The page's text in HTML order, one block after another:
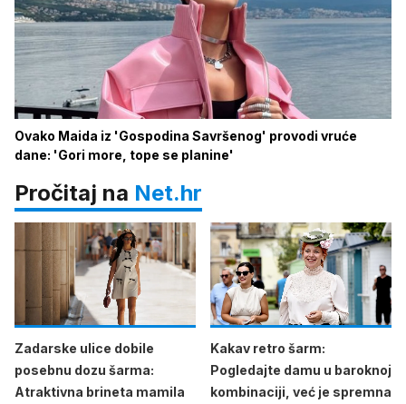
Ovako Maida iz 'Gospodina Savršenog' provodi vruće
dane: 'Gori more, tope se planine'
Pročitaj na Net.hr
Zadarske ulice dobile
posebnu dozu šarma:
Atraktivna brineta mamila
Kakav retro šarm:
Pogledajte damu u baroknoj
kombinaciji, već je spremna